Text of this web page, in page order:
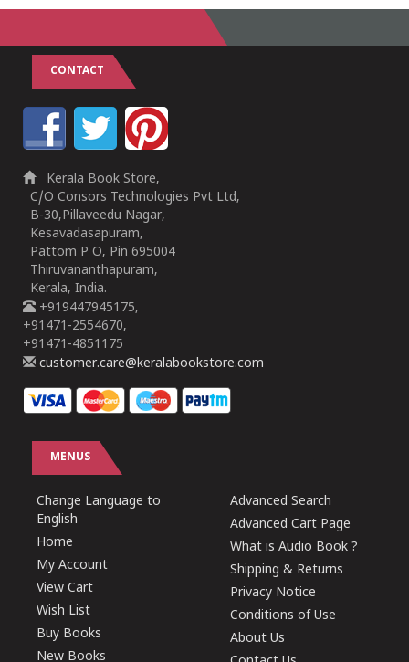
CONTACT
Kerala Book Store,
C/O Consors Technologies Pvt Ltd,
B-30,Pillaveedu Nagar,
Kesavadasapuram,
Pattom P O, Pin 695004
Thiruvananthapuram,
Kerala, India.
+919447945175,
+91471-2554670,
+91471-4851175
customer.care@keralabookstore.com
MENUS
Change Language to
English
Home
My Account
View Cart
Wish List
Buy Books
New Books
Advanced Search
Advanced Cart Page
What is Audio Book ?
Shipping & Returns
Privacy Notice
Conditions of Use
About Us